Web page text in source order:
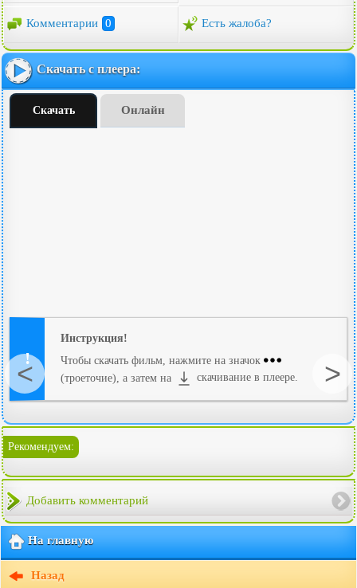
Комментарии 0 Есть жалоба?
Скачать с плеера:
Скачать Онлайн
Инструкция!
Чтобы скачать фильм, нажмите на значок
(троеточие), а затем на
скачивание в плеере.
Рекомендуем:
< >
Добавить комментарий
На главную
Назад